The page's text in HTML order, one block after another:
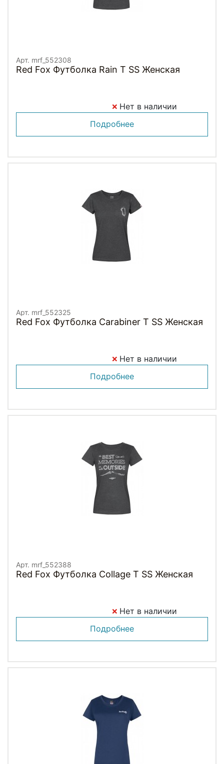
Арт. mrf_552308
Red Fox Футболка Rain T SS Женская
Нет в наличии
Подробнее
Арт. mrf_552325
Red Fox Футболка Carabiner T SS Женская
Нет в наличии
Подробнее
Арт. mrf_552388
Red Fox Футболка Collage T SS Женская
Нет в наличии
Подробнее